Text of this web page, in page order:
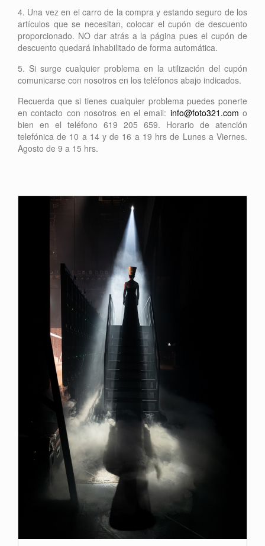
4. Una vez en el carro de la compra y estando seguro de los
artículos que se necesitan, colocar el cupón de descuento
proporcionado. NO dar atrás a la página pues el cupón de
descuento quedará inhabilitado de forma automática.
5. Si surge cualquier problema en la utilización del cupón
comunicarse con nosotros en los teléfonos abajo indicados.
Recuerda que si tienes cualquier problema puedes ponerte
en contacto con nosotros en el email: info@foto321.com o
bien en el teléfono 619 205 659. Horario de atención
telefónica de 10 a 14 y de 16 a 19 hrs de Lunes a Viernes.
Agosto de 9 a 15 hrs.